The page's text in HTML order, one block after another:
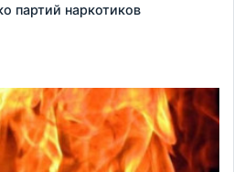
партий наркотиков